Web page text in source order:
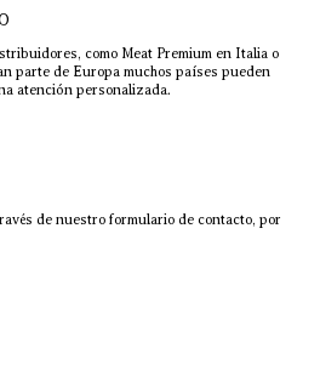
como Meat Premium en Italia o
parte de Europa muchos países pueden
atención personalizada.
de nuestro formulario de contacto, por